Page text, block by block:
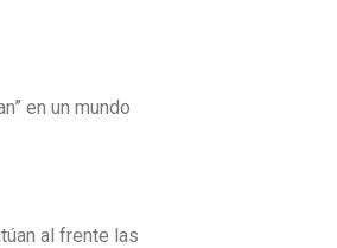
en un mundo
al frente las